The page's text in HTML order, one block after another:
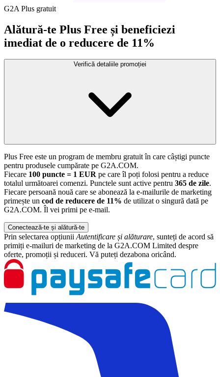
G2A Plus gratuit
Alătură-te Plus Free și beneficiezi
imediat de o reducere de 11%
Verifică detaliile promoției
Plus Free este un program de membru gratuit în care câștigi puncte
pentru produsele cumpărate pe G2A.COM.
Fiecare 100 puncte = 1 EUR pe care îl poți folosi pentru a reduce
totalul următoarei comenzi. Punctele sunt active pentru 365 de zile.
Fiecare persoană nouă care se abonează la e-mailurile de marketing
primește un cod de reducere de 11% de utilizat o singură dată pe
G2A.COM. Îl vei primi pe e-mail.
Conectează-te și alătură-te
Prin selectarea opțiuniiAutentificare și alăturare, sunteți de acord să
primiți e-mailuri de marketing de la G2A.COM Limited despre
oferte, promoții și reduceri. Vă puteți dezabona oricând.